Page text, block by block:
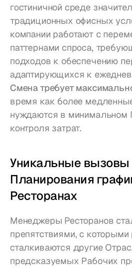
гостиничной среде
традиционных офисных
компании работают с
паттернами спроса,
подходов к обеспечению
Смена требует
время как более
нуждаются в минимальном
контроля затрат.
Уникальные вызовы
Планирования
Ресторанах
Менеджеры Ресторанов
препятствиями, с которыми
сталкиваются другие
предсказуемых Рабочих